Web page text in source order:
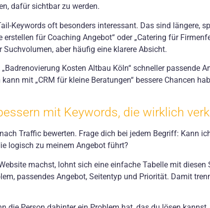
dafür sichtbar zu werden.
Keywords oft besonders interessant. Das sind längere,
für Coaching Angebot“ oder „Catering für
Suchvolumen, aber häufig eine klarere Absicht.
Kosten Altbau Köln“ schneller passende
mit „CRM für kleine Beratungen“ bessere Chancen
mit Keywords, die wirklich
Traffic bewerten. Frage dich bei jedem Begriff: Kann
logisch zu meinem Angebot führt?
machst, lohnt sich eine einfache Tabelle mit diesen
passendes Angebot, Seitentyp und Priorität. Damit